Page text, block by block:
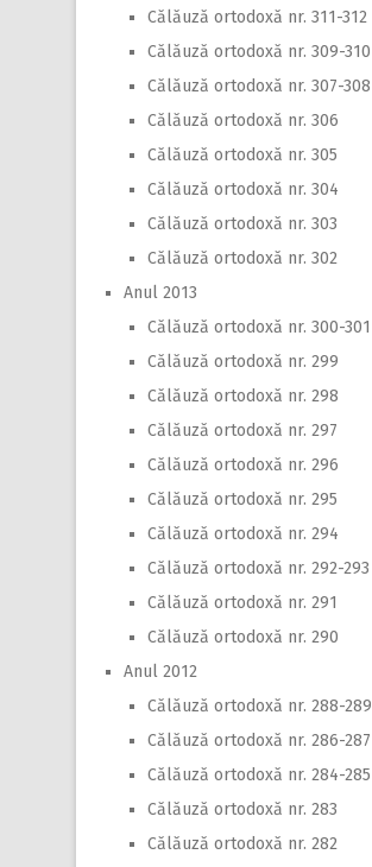
Călăuză ortodoxă nr. 311-312
Călăuză ortodoxă nr. 309-310
Călăuză ortodoxă nr. 307-308
Călăuză ortodoxă nr. 306
Călăuză ortodoxă nr. 305
Călăuză ortodoxă nr. 304
Călăuză ortodoxă nr. 303
Călăuză ortodoxă nr. 302
Anul 2013
Călăuză ortodoxă nr. 300-301
Călăuză ortodoxă nr. 299
Călăuză ortodoxă nr. 298
Călăuză ortodoxă nr. 297
Călăuză ortodoxă nr. 296
Călăuză ortodoxă nr. 295
Călăuză ortodoxă nr. 294
Călăuză ortodoxă nr. 292-293
Călăuză ortodoxă nr. 291
Călăuză ortodoxă nr. 290
Anul 2012
Călăuză ortodoxă nr. 288-289
Călăuză ortodoxă nr. 286-287
Călăuză ortodoxă nr. 284-285
Călăuză ortodoxă nr. 283
Călăuză ortodoxă nr. 282